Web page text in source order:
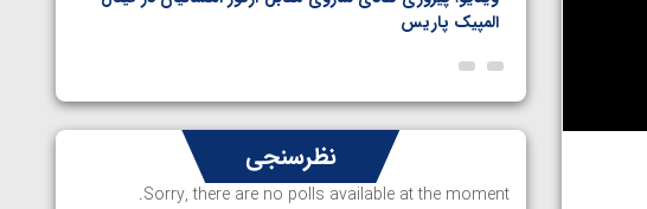
المپیک پاریس
نظرسنجی
Sorry, there are no polls available at the moment.